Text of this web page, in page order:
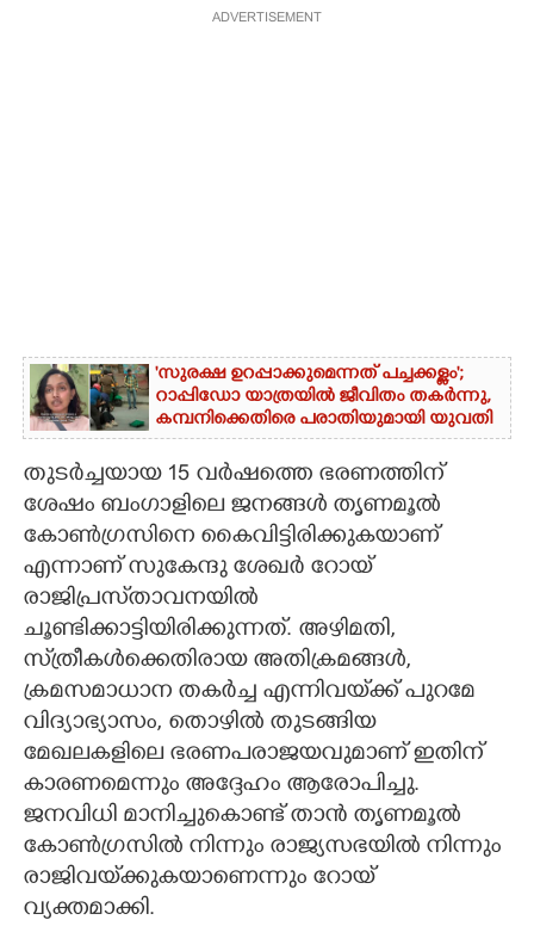
ADVERTISEMENT
'സുരക്ഷ ഉറപ്പാക്കുമെന്നത് പച്ചക്കള്ളം';
റാപ്പിഡോ യാത്രയിൽ ജീവിതം തകർന്നു,
കമ്പനിക്കെതിരെ പരാതിയുമായി യുവതി
തുടർച്ചയായ 15 വർഷത്തെ ഭരണത്തിന്
ശേഷം ബംഗാളിലെ ജനങ്ങൾ തൃണമൂൽ
കോൺഗ്രസിനെ കൈവിട്ടിരിക്കുകയാണ്
എന്നാണ് സുകേന്ദു ശേഖർ റോയ്
രാജിപ്രസ്‌താവനയിൽ
ചൂണ്ടിക്കാട്ടിയിരിക്കുന്നത്. അഴിമതി,
സ്‌ത്രീകൾക്കെതിരായ അതിക്രമങ്ങൾ,
ക്രമസമാധാന തകർച്ച എന്നിവയ്‌ക്ക് പുറമേ
വിദ്യാഭ്യാസം, തൊഴിൽ തുടങ്ങിയ
മേഖലകളിലെ ഭരണപരാജയവുമാണ് ഇതിന്
കാരണമെന്നും അദ്ദേഹം ആരോപിച്ചു.
ജനവിധി മാനിച്ചുകൊണ്ട് താൻ തൃണമൂൽ
കോൺഗ്രസിൽ നിന്നും രാജ്യസഭയിൽ നിന്നും
രാജിവയ്‌ക്കുകയാണെന്നും റോയ്
വ്യക്തമാക്കി.